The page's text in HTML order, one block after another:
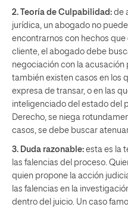
2. Teoría de Culpabilidad: de
jurídica, un abogado no
encontrarnos con hechos
cliente, el abogado debe
negociación con la acusación
también existen casos en los
expresa de transar, o en las
inteligenciado del estado del
Derecho, se niega
casos, se debe buscar
3. Duda razonable: esta es la
las falencias del proceso.
quien propone la acción
las falencias en la
dentro del juicio. Un caso